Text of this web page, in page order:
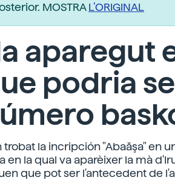
MOSTRAL’ORIGINAL
aparegut
podria
trobat la incripción "Abaăşa" en
en la qual va aparèixer la mà
que pot ser l'antecedent de